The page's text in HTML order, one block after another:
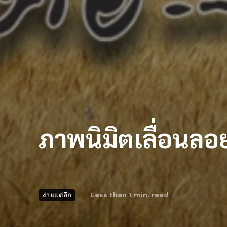
ภาพนิมิตเลื่อนลอ
ง่ายแต่ลึก Less than 1 min. read